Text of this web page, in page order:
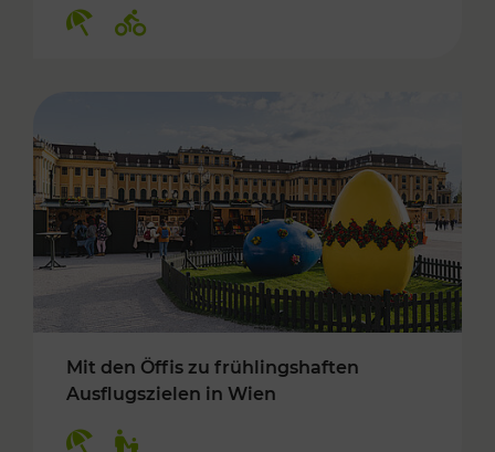
Mit den Öffis zu frühlingshaften
Ausflugszielen in Wien